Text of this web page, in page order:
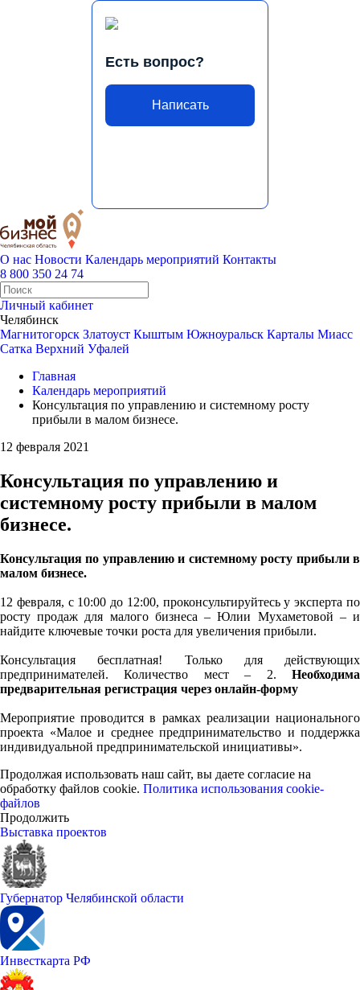
Есть вопрос?
Написать
О нас Новости Календарь мероприятий Контакты
8 800 350 24 74
Личный кабинет
Челябинск
Магнитогорск Златоуст Кыштым Южноуральск Карталы Миасс
Сатка Верхний Уфалей
Главная
Календарь мероприятий
Консультация по управлению и системному росту
прибыли в малом бизнесе.
12 февраля 2021
Консультация по управлению и
системному росту прибыли в малом
бизнесе.
Консультация по управлению и системному росту прибыли в
малом бизнесе.
12 февраля, с 10:00 до 12:00, проконсультируйтесь у эксперта по
росту продаж для малого бизнеса – Юлии Мухаметовой – и
найдите ключевые точки роста для увеличения прибыли.
Консультация бесплатная! Только для действующих
предпринимателей. Количество мест – 2. Необходима
предварительная регистрация через онлайн-форму
Мероприятие проводится в рамках реализации национального
проекта «Малое и среднее предпринимательство и поддержка
индивидуальной предпринимательской инициативы».
Продолжая использовать наш сайт, вы даете согласие на
обработку файлов cookie. Политика использования cookie-
файлов
Продолжить
Выставка проектов
Губернатор Челябинской области
Инвесткарта РФ